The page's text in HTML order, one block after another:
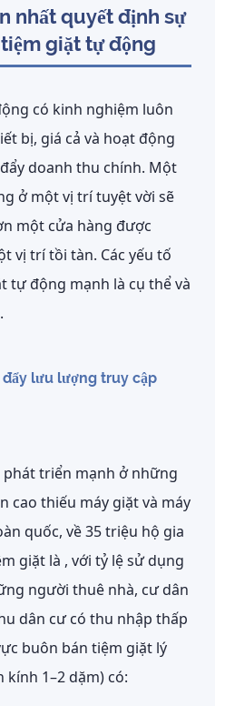
nhất quyết định sự
giặt tự động
có kinh nghiệm luôn
bị, giá cả và hoạt động
doanh thu chính. Một
ở một vị trí tuyệt vời sẽ
một cửa hàng được
vị trí tồi tàn. Các yếu tố
tự động mạnh là cụ thể và
lưu lượng truy cập
triển mạnh ở những
cao thiếu máy giặt và máy
quốc, về35 triệu hộ gia
giặt là , với tỷ lệ sử dụng
người thuê nhà, cư dân
dân cư có thu nhập thấp
buôn bán tiệm giặt lý
1–2 dặm) có: